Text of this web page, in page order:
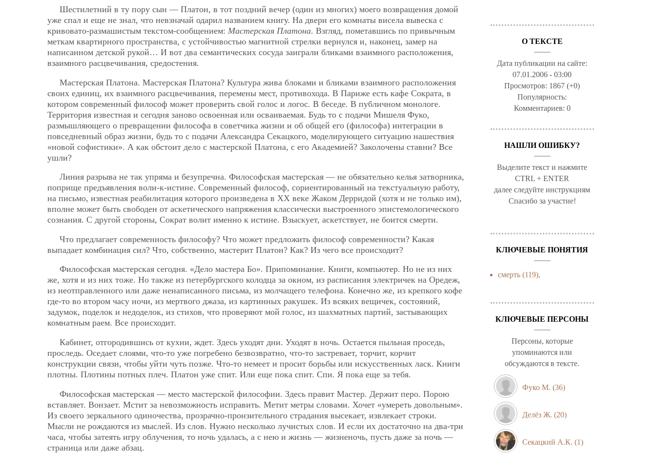
Шестилетний в ту пору сын — Платон, в тот поздний вечер (один из многих) моего возвращения домой
уже спал и еще не знал, что невзначай одарил названием книгу. На двери его комнаты висела вывеска с
кривовато-размашистым текстом-сообщением: Мастерская Платона. Взгляд, пометавшись по привычным
меткам квартирного пространства, с устойчивостью магнитной стрелки вернулся и, наконец, замер на
написанном детской рукой… И вот два семантических сосуда заиграли бликами взаимного расположения,
взаимного расцвечивания, средостения.
Мастерская Платона. Мастерская Платона? Культура жива блоками и бликами взаимного расположения
своих единиц, их взаимного расцвечивания, перемены мест, противохода. В Париже есть кафе Сократа, в
котором современный философ может проверить свой голос и логос. В беседе. В публичном монологе.
Территория известная и сегодня заново освоенная или осваиваемая. Будь то с подачи Мишеля Фуко,
размышляющего о превращении философа в советчика жизни и об общей его (философа) интеграции в
повседневный образ жизни, будь то с подачи Александра Секацкого, моделирующего ситуацию нашествия
«новой софистики». А как обстоит дело с мастерской Платона, с его Академией? Заколочены ставни? Все
ушли?
Линия разрыва не так упряма и безупречна. Философская мастерская — не обязательно келья затворника,
поприще предъявления воли-к-истине. Современный философ, сориентированный на текстуальную работу,
на письмо, известная реабилитация которого произведена в ХХ веке Жаком Дерридой (хотя и не только им),
вполне может быть свободен от аскетического напряжения классически выстроенного эпистемологического
сознания. С другой стороны, Сократ волит именно к истине. Взыскует, аскетствует, не боится смерти.
Что предлагает современность философу? Что может предложить философ современности? Какая
выпадает комбинация сил? Что, собственно, мастерит Платон? Как? Из чего все происходит?
Философская мастерская сегодня. «Дело мастера Бо». Припоминание. Книги, компьютер. Но не из них
же, хотя и из них тоже. Но также из петербургского колодца за окном, из расписания электричек на Оредеж,
из неотправленного или даже ненаписанного письма, из молчащего телефона. Конечно же, из крепкого кофе
где-то во втором часу ночи, из мертвого джаза, из картинных ракушек. Из всяких вещичек, состояний,
задумок, поделок и недоделок, из стихов, что проверяют мой голос, из шахматных партий, застывающих
комнатным раем. Все происходит.
Кабинет, отгородившись от кухни, ждет. Здесь уходят дни. Уходят в ночь. Остается пыльная проседь,
проследь. Оседает слоями, что-то уже погребено безвозвратно, что-то застревает, торчит, корчит
конструкции связи, чтобы уйти чуть позже. Что-то немеет и просит борьбы или искусственных ласк. Книги
плотны. Плотины потных плеч. Платон уже спит. Или еще пока спит. Спи. Я пока еще за тебя.
Философская мастерская — место мастерской философии. Здесь правит Мастер. Держит перо. Порою
вставляет. Вонзает. Мстит за невозможность исправить. Метит метры словами. Хочет «умереть довольным».
Из своего зеркального одиночества, прозрачно-пронзительного страдания высекает, извлекает строки.
Мысли не рождаются из мыслей. Из слов. Нужно несколько лучистых слов. И если их достаточно на два-три
часа, чтобы затеять игру облучения, то ночь удалась, а с нею и жизнь — жизненочь, пусть даже за ночь —
страница или даже абзац.
О ТЕКСТЕ
Дата публикации на сайте:
07.01.2006 - 03:00
Просмотров: 1867 (+0)
Популярность:
Комментариев: 0
НАШЛИ ОШИБКУ?
Выделите текст и нажмите
CTRL + ENTER
далее следуйте инструкциям
Спасибо за участие!
КЛЮЧЕВЫЕ ПОНЯТИЯ
смерть (119),
КЛЮЧЕВЫЕ ПЕРСОНЫ
Персоны, которые
упоминаются или
обсуждаются в тексте.
Фуко М. (36)
Делёз Ж. (20)
Секацкий А.К. (1)